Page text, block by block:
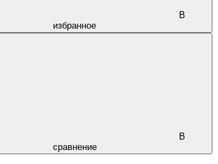
В
избранное
В
сравнение